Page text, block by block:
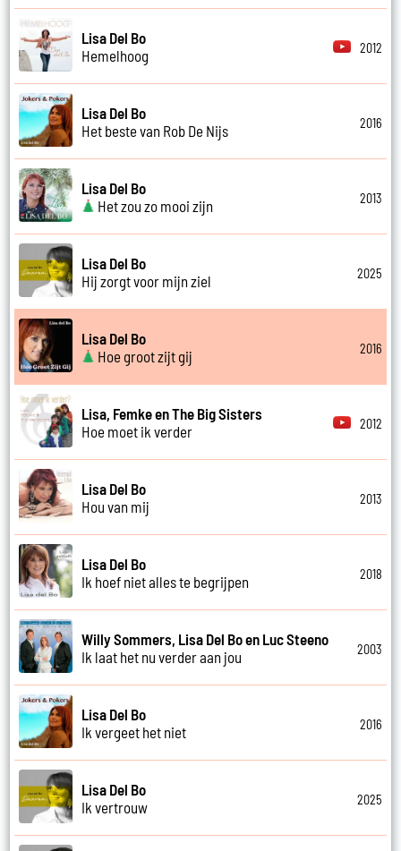
Lisa Del Bo
Hemelhoog
2012
Lisa Del Bo
Het beste van Rob De Nijs
2016
Lisa Del Bo
Het zou zo mooi zijn
2013
Lisa Del Bo
Hij zorgt voor mijn ziel
2025
Lisa Del Bo
Hoe groot zijt gij
2016
Lisa, Femke en The Big Sisters
Hoe moet ik verder
2012
Lisa Del Bo
Hou van mij
2013
Lisa Del Bo
Ik hoef niet alles te begrijpen
2018
Willy Sommers, Lisa Del Bo en Luc Steeno
Ik laat het nu verder aan jou
2003
Lisa Del Bo
Ik vergeet het niet
2016
Lisa Del Bo
Ik vertrouw
2025